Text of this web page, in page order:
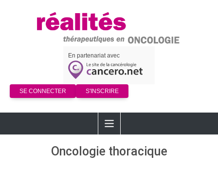
En partenariat avec
SE CONNECTER S'INSCRIRE
Oncologie thoracique